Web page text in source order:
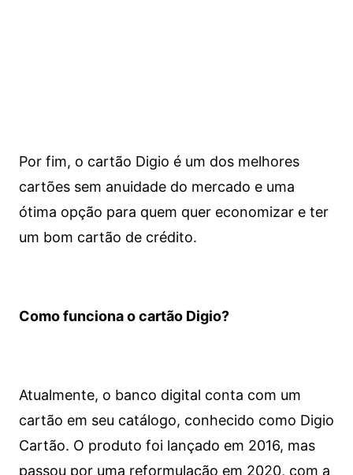
Por fim, o cartão Digio é um dos melhores
cartões sem anuidade do mercado e uma
ótima opção para quem quer economizar e ter
um bom cartão de crédito.
Como funciona o cartão Digio?
Atualmente, o banco digital conta com um
cartão em seu catálogo, conhecido como Digio
Cartão. O produto foi lançado em 2016, mas
passou por uma reformulação em 2020, com a